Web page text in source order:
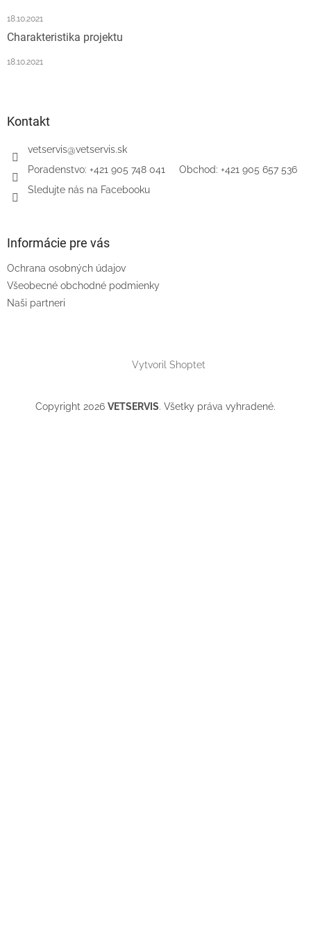
18.10.2021
Charakteristika projektu
18.10.2021
Kontakt
vetservis@vetservis.sk
‎Poradenstvo: +421 905 748 041‏‏‎ ‎‏‏‎ ‎‏‏‎ ‎‏‏‎ ‎ Obchod: +421 905 657 536
Sledujte nás na Facebooku
Informácie pre vás
Ochrana osobných údajov
Všeobecné obchodné podmienky
Naši partneri
Vytvoril Shoptet
Copyright 2026 VETSERVIS. Všetky práva vyhradené.